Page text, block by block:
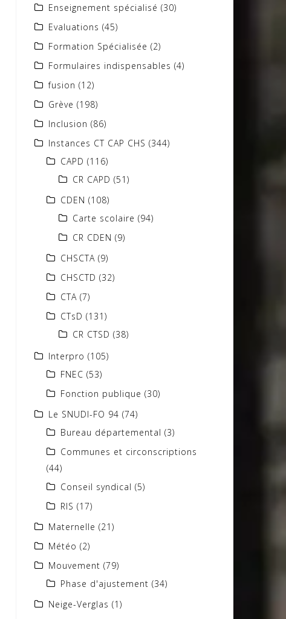
Enseignement spécialisé (30)
Evaluations (45)
Formation Spécialisée (2)
Formulaires indispensables (4)
fusion (12)
Grève (198)
Inclusion (86)
Instances CT CAP CHS (344)
CAPD (116)
CR CAPD (51)
CDEN (108)
Carte scolaire (94)
CR CDEN (9)
CHSCTA (9)
CHSCTD (32)
CTA (7)
CTsD (131)
CR CTSD (38)
Interpro (105)
FNEC (53)
Fonction publique (30)
Le SNUDI-FO 94 (74)
Bureau départemental (3)
Communes et circonscriptions
(44)
Conseil syndical (5)
RIS (17)
Maternelle (21)
Météo (2)
Mouvement (79)
Phase d'ajustement (34)
Neige-Verglas (1)